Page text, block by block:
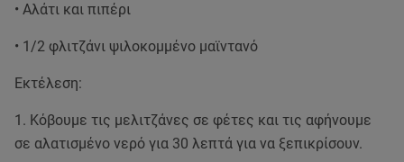
• Αλάτι και πιπέρι
• 1/2 φλιτζάνι ψιλοκομμένο μαϊντανό
Εκτέλεση:
1. Κόβουμε τις μελιτζάνες σε φέτες και τις αφήνουμε
σε αλατισμένο νερό για 30 λεπτά για να ξεπικρίσουν.